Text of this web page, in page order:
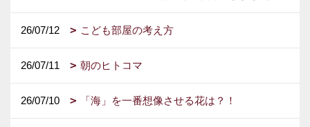
26/07/12 こども部屋の考え方
26/07/11 朝のヒトコマ
26/07/10 「海」を一番想像させる花は？！